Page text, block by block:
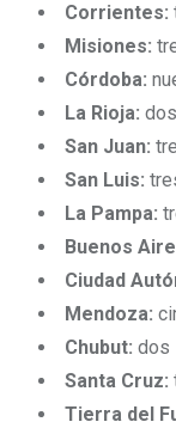
Corrientes:
Misiones:
Córdoba:
La Rioja: dos
San Juan:
San Luis:
La Pampa:
Buenos
Ciudad
Mendoza:
Chubut: dos
Santa Cruz:
Tierra del